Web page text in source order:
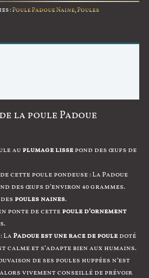
:Poule Padoue Naine,Poules
la poule Padoue
au plumage lisse pond des œufs de
cette poule pondeuse : La Padoue
des œufs d’environ 40 grammes.
poules naines.
ponte de cette poule d’ornement
La Padoue est une race de poule doté
calme et s’adapte bien aux humains.
de ses poules huppées n’est
alors vivement conseillé de prévoir